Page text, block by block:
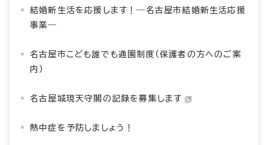
結婚新生活を応援します！―名古屋市結婚新生活応援
事業―
名古屋市こども誰でも通園制度（保護者の方へのご案
内）
名古屋城現天守閣の記録を募集します
熱中症を予防しましょう！